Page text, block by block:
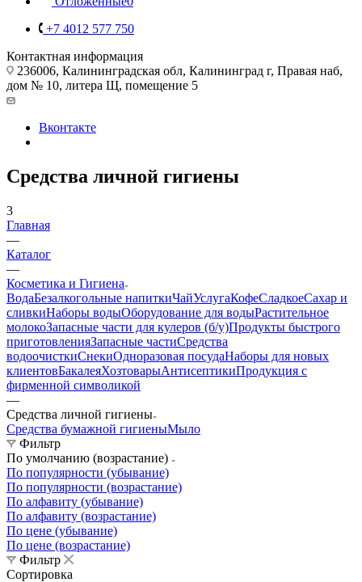
+7 4012 577 750
Контактная информация
236006, Калининградская обл, Калининград г, Правая наб,
дом № 10, литера Щ, помещение 5
Вконтакте
Средства личной гигиены
3
Главная
—
Каталог
—
Косметика и Гигиена
ВодаБезалкогольные напиткиЧайУслугаКофеСладкоеСахар и
сливкиНаборы водыОборудование для водыРастительное
молокоЗапасные части для кулеров (б/у)Продукты быстрого
приготовленияЗапасные частиСредства
водоочисткиСнекиОдноразовая посудаНаборы для новых
клиентовБакалеяХозтоварыАнтисептикиПродукция с
фирменной символикой
—
Средства личной гигиены
Средства бумажной гигиеныМыло
Фильтр
По умолчанию (возрастание)
По популярности (убывание)
По популярности (возрастание)
По алфавиту (убывание)
По алфавиту (возрастание)
По цене (убывание)
По цене (возрастание)
Фильтр
Сортировка